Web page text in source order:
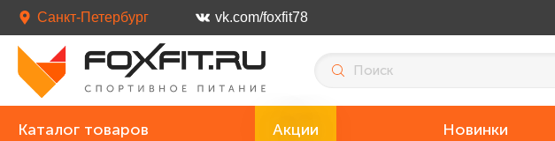
Санкт-Петербург vk.com/foxfit78
Каталог товаров Акции Новинки